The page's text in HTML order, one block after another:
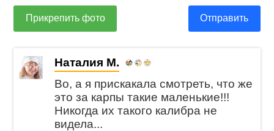
Прикрепить фото Отправить
Наталия М.
Во, а я прискакала смотреть, что же
это за карпы такие маленькие!!!
Никогда их такого калибра не
видела...